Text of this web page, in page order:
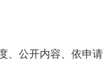
公开内容、依申